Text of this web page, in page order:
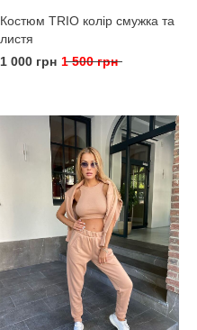
Костюм TRIO колір смужка та
листя
1 000 грн 1 500 грн